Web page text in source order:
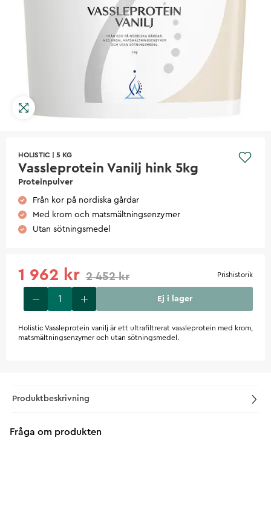
HOLISTIC 5 KG
Vassleprotein Vanilj hink 5kg
Proteinpulver
Från kor på nordiska gårdar
Med krom och matsmältningsenzymer
Utan sötningsmedel
1 962 kr 2 452 kr Prishistorik
Ej i lager
Holistic Vassleprotein vanilj är ett ultrafiltrerat vassleprotein med krom,
matsmältningsenzymer och utan sötningsmedel.
Produktbeskrivning
Fråga om produkten